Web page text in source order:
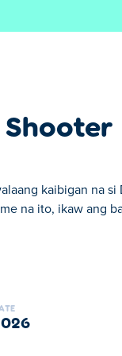
Shooter
kaibigan na
na ito, ikaw ang
sila sa
o bilis ng kanyang